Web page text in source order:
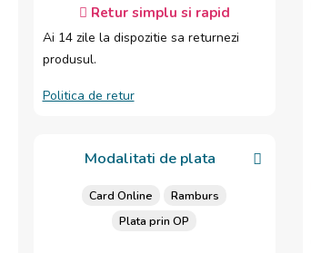
Retur simplu si rapid
Ai 14 zile la dispozitie sa returnezi
produsul.
Politica de retur
Modalitati de plata
Card Online
Ramburs
Plata prin OP